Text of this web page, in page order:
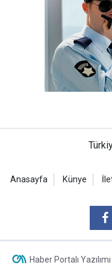
Anasayfa Künye
Haber Portalı Yazılımı